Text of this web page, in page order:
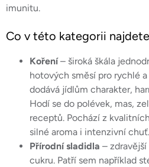
v
k
y
v
ý
p
i
s
u
imunitu.
Co v této kategorii
Koření– široká škála
hotových směsí pro rychlé
dodává jídlům charakter,
Hodí se do polévek, mas,
receptů. Pochází z
silné aroma i intenzivní chuť.
Přírodní sladidla –
cukru. Patří sem například